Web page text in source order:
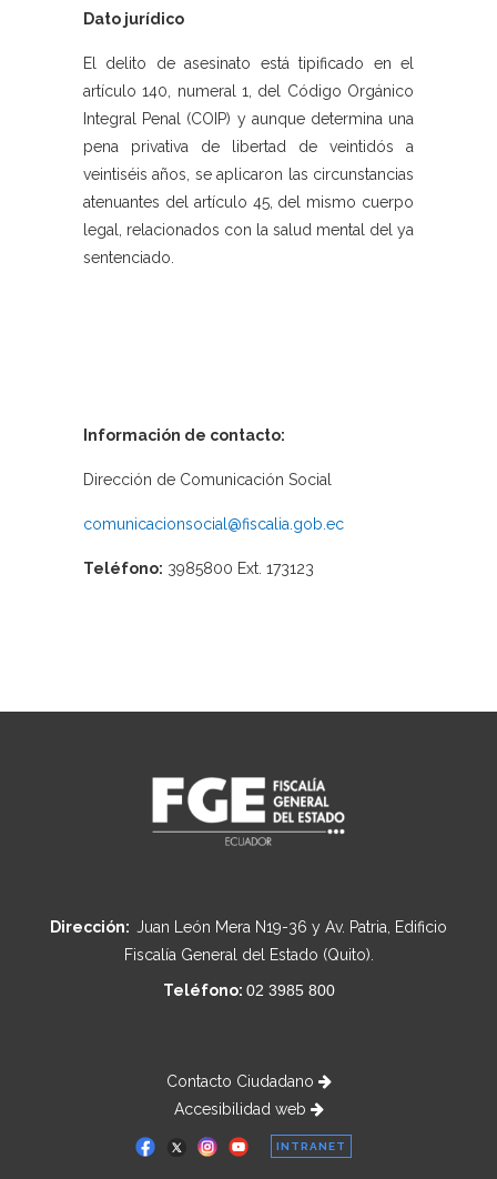
Dato jurídico
El delito de asesinato está tipificado en el
artículo 140, numeral 1, del Código Orgánico
Integral Penal (COIP) y aunque determina una
pena privativa de libertad de veintidós a
veintiséis años, se aplicaron las circunstancias
atenuantes del artículo 45, del mismo cuerpo
legal, relacionados con la salud mental del ya
sentenciado.
Información de contacto:
Dirección de Comunicación Social
comunicacionsocial@fiscalia.gob.ec
Teléfono: 3985800 Ext. 173123
Dirección: Juan León Mera N19-36 y Av. Patria, Edificio
Fiscalía General del Estado (Quito).
Teléfono: 02 3985 800
Contacto Ciudadano
Accesibilidad web
INTRANET